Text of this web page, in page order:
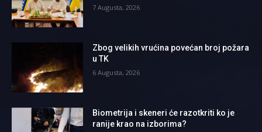
7 Augusta, 2026
Zbog velikih vrućina povećan broj požara
u TK
6 Augusta, 2026
Biometrija i skeneri će razotkriti ko je
ranije krao na izborima?